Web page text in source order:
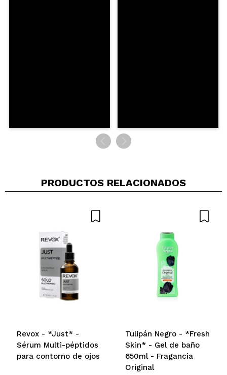
PRODUCTOS RELACIONADOS
Revox - *Just* -
Sérum Multi-péptidos
para contorno de ojos
Tulipán Negro - *Fresh
Skin* - Gel de baño
650ml - Fragancia
Original